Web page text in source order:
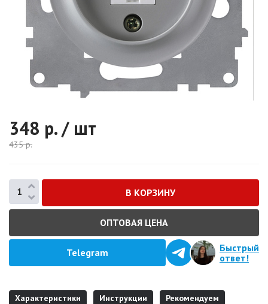
348 р. / шт
435р.
ОПТОВАЯ ЦЕНА
Telegram
Быстрый
ответ!
Характеристики Инструкции Рекомендуем